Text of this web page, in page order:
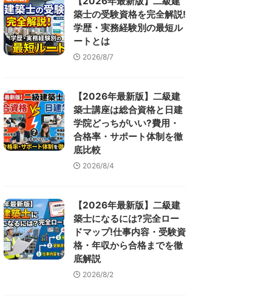
築士の受験資格を完全解説!
学歴・実務経験別の最短ル
ートとは
2026/8/7
【2026年最新版】二級建
築士講座は総合資格と日建
学院どっちがいい?費用・
合格率・サポート体制を徹
底比較
2026/8/4
【2026年最新版】二級建
築士になるには?完全ロー
ドマップ!仕事内容・受験資
格・年収から合格までを徹
底解説
2026/8/2